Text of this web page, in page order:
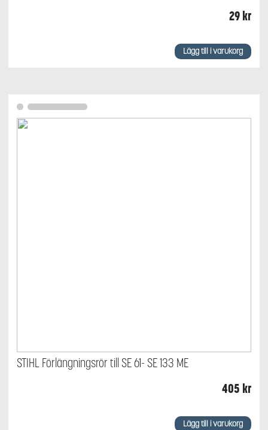
29kr
Lägg till i varukorg
STIHL Förlängningsrör till SE 61- SE 133 ME
405 kr
Lägg till i varukorg